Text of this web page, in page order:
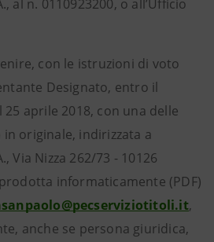
al n. 0110923200, o all’Ufficio
con le istruzioni di voto
Designato, entro il
aprile 2018, con una delle
originale, indirizzata a
Via Nizza 262/73 - 10126
informaticamente (PDF)
,
anche se persona giuridica,